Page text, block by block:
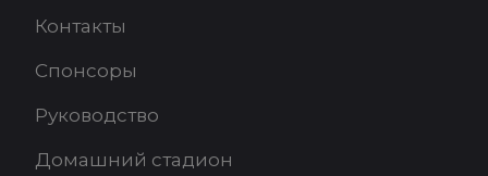
Контакты
Спонсоры
Руководство
Домашний стадион